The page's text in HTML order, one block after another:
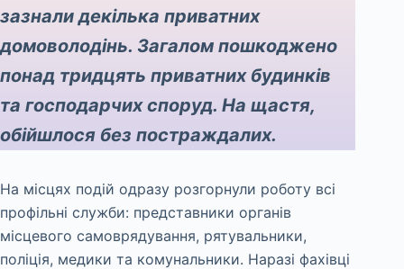
зазнали декілька приватних
домоволодінь. Загалом пошкоджено
понад тридцять приватних будинків
та господарчих споруд. На щастя,
обійшлося без постраждалих.
На місцях подій одразу розгорнули роботу всі
профільні служби: представники органів
місцевого самоврядування, рятувальники,
поліція, медики та комунальники. Наразі фахівці